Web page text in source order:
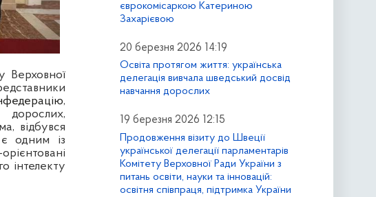
Верховної
,
відбувся
одним із
інтелекту
єврокомісаркою Катериною
Захарієвою
20 березня 2026 14:19
Освіта протягом життя: українська
делегація вивчала шведський досвід
навчання дорослих
19 березня 2026 12:15
Продовження візиту до Швеції
української делегації парламентарів
Комітету Верховної Ради України з
питань освіти, науки та інновацій:
освітня співпраця, підтримка України